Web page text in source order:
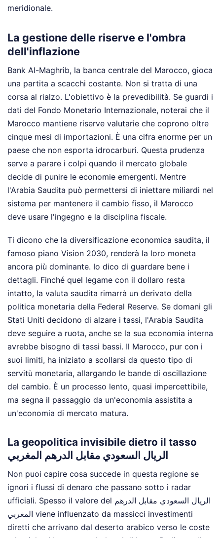
meridionale.
La gestione delle riserve e l'ombra
dell'inflazione
Bank Al-Maghrib, la banca centrale del Marocco, gioca
una partita a scacchi costante. Non si tratta di una
corsa al rialzo. L'obiettivo è la prevedibilità. Se guardi i
dati del Fondo Monetario Internazionale, noterai che il
Marocco mantiene riserve valutarie che coprono oltre
cinque mesi di importazioni. È una cifra enorme per un
paese che non esporta idrocarburi. Questa prudenza
serve a parare i colpi quando il mercato globale
decide di punire le economie emergenti. Mentre
l'Arabia Saudita può permettersi di iniettare miliardi nel
sistema per mantenere il cambio fisso, il Marocco
deve usare l'ingegno e la disciplina fiscale.
Ti dicono che la diversificazione economica saudita, il
famoso piano Vision 2030, renderà la loro moneta
ancora più dominante. Io dico di guardare bene i
dettagli. Finché quel legame con il dollaro resta
intatto, la valuta saudita rimarrà un derivato della
politica monetaria della Federal Reserve. Se domani gli
Stati Uniti decidono di alzare i tassi, l'Arabia Saudita
deve seguire a ruota, anche se la sua economia interna
avrebbe bisogno di tassi bassi. Il Marocco, pur con i
suoi limiti, ha iniziato a scollarsi da questo tipo di
servitù monetaria, allargando le bande di oscillazione
del cambio. È un processo lento, quasi impercettibile,
ma segna il passaggio da un'economia assistita a
un'economia di mercato matura.
La geopolitica invisibile dietro il tasso
الريال السعودي مقابل الدرهم المغربي
Non puoi capire cosa succede in questa regione se
ignori i flussi di denaro che passano sotto i radar
ufficiali. Spesso il valore del الريال السعودي مقابل الدرهم
المغربي viene influenzato da massicci investimenti
diretti che arrivano dal deserto arabico verso le coste